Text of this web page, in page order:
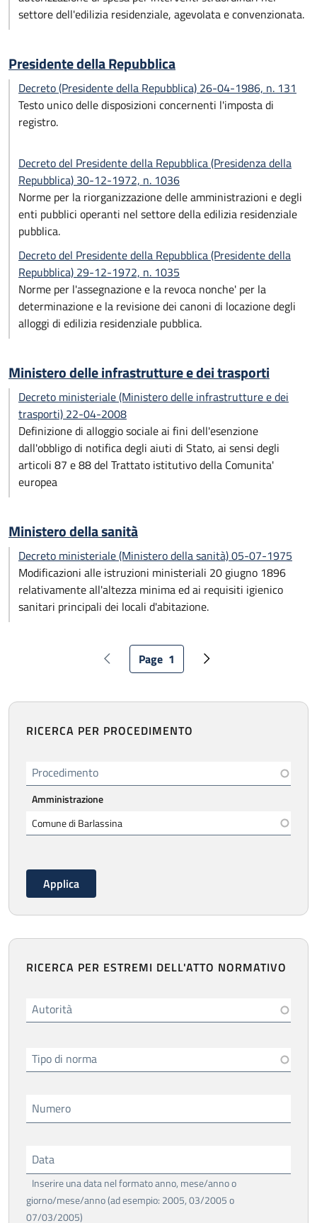
settore dell'edilizia residenziale, agevolata e convenzionata.
Presidente della Repubblica
Decreto (Presidente della Repubblica) 26-04-1986, n. 131
Testo unico delle disposizioni concernenti l'imposta di
registro.
Decreto del Presidente della Repubblica (Presidenza della
Repubblica) 30-12-1972, n. 1036
Norme per la riorganizzazione delle amministrazioni e degli
enti pubblici operanti nel settore della edilizia residenziale
pubblica.
Decreto del Presidente della Repubblica (Presidente della
Repubblica) 29-12-1972, n. 1035
Norme per l'assegnazione e la revoca nonche' per la
determinazione e la revisione dei canoni di locazione degli
alloggi di edilizia residenziale pubblica.
Ministero delle infrastrutture e dei trasporti
Decreto ministeriale (Ministero delle infrastrutture e dei
trasporti) 22-04-2008
Definizione di alloggio sociale ai fini dell'esenzione
dall'obbligo di notifica degli aiuti di Stato, ai sensi degli
articoli 87 e 88 del Trattato istitutivo della Comunita'
europea
Ministero della sanità
Decreto ministeriale (Ministero della sanità) 05-07-1975
Modificazioni alle istruzioni ministeriali 20 giugno 1896
relativamente all'altezza minima ed ai requisiti igienico
sanitari principali dei locali d'abitazione.
Paginazione
Pagina precedente
Pagina attuale
Page 1 Pagina successiva
RICERCA PER PROCEDIMENTO
Procedimento
Amministrazione
RICERCA PER ESTREMI DELL'ATTO NORMATIVO
Autorità
Tipo di norma
Numero
Data
Inserire una data nel formato anno, mese/anno o
giorno/mese/anno (ad esempio: 2005, 03/2005 o
07/03/2005)